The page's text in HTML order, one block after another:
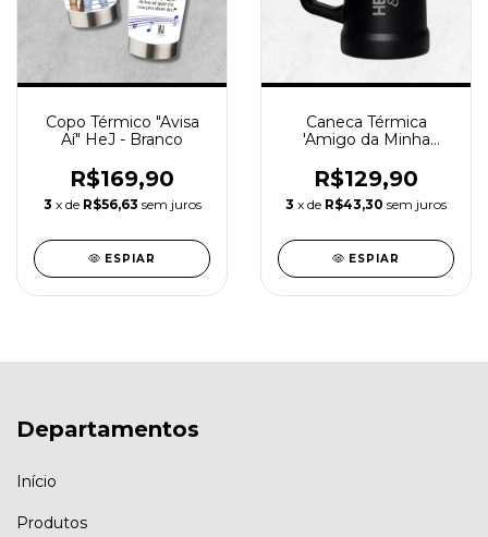
Copo Térmico "Avisa
Aí" HeJ - Branco
R$169,90
3 x de R$56,63 sem juros
ESPIAR
Caneca Térmica
'Amigo da Minha
Henrique e Juliano
R$129,90
3 x de R$43,30 sem juros
ESPIAR
Departamentos
Início
Produtos